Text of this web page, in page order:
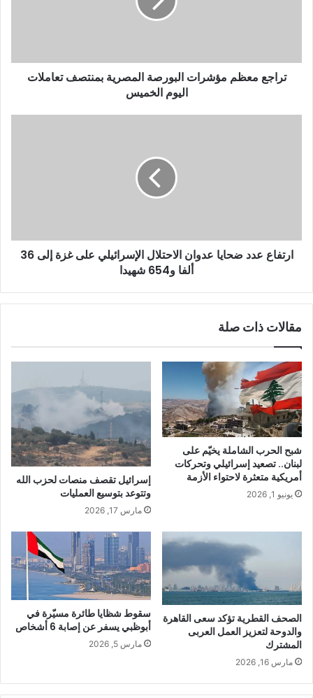
تراجع معظم مؤشرات البورصة المصرية بمنتصف تعاملات
اليوم الخميس
ارتفاع عدد ضحايا عدوان الاحتلال الإسرائيلي على غزة إلى 36
ألفا و654 شهيدا
مقالات ذات صلة
شبح الحرب الشاملة يخيّم على
لبنان.. تصعيد إسرائيلي وتحركات
أمريكية متعثرة لاحتواء الأزمة
يونيو 1, 2026
إسرائيل تقصف منصات لحزب الله
وتتوعد بتوسيع العمليات
مارس 17, 2026
الصحف القطرية تؤكد سعى القاهرة
والدوحة لتعزيز العمل العربى
المشترك
مارس 16, 2026
سقوط شظايا طائرة مسيّرة في
أبوظبي يسفر عن إصابة 6 أشخاص
مارس 5, 2026